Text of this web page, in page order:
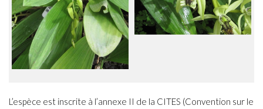
L’espèce est inscrite à l’annexe II de la CITES (Convention sur le